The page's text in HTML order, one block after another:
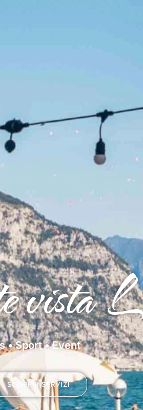
vista
• Sport • Event
SCOPRI I SERVIZI